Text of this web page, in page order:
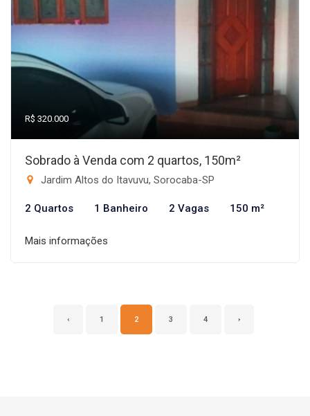
R$ 320.000
Sobrado à Venda com 2 quartos, 150m²
Jardim Altos do Itavuvu, Sorocaba-SP
2 Quartos 1 Banheiro 2 Vagas 150 m²
Mais informações
‹ 1 2 3 4 ›